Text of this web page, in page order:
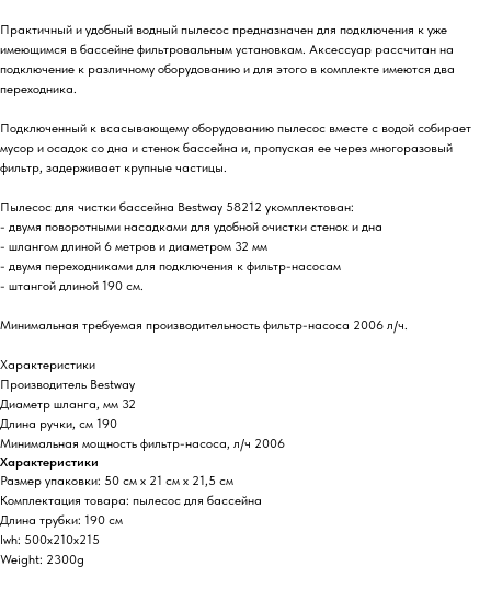
Практичный и удобный водный пылесос предназначен для подключения к уже
имеющимся в бассейне фильтровальным установкам. Аксессуар рассчитан на
подключение к различному оборудованию и для этого в комплекте имеются два
переходника.
Подключенный к всасывающему оборудованию пылесос вместе с водой собирает
мусор и осадок со дна и стенок бассейна и, пропуская ее через многоразовый
фильтр, задерживает крупные частицы.
Пылесос для чистки бассейна Bestway 58212 укомплектован:
- двумя поворотными насадками для удобной очистки стенок и дна
- шлангом длиной 6 метров и диаметром 32 мм
- двумя переходниками для подключения к фильтр-насосам
- штангой длиной 190 см.
Минимальная требуемая производительность фильтр-насоса 2006 л/ч.
Характеристики
Производитель Bestway
Диаметр шланга, мм 32
Длина ручки, см 190
Минимальная мощность фильтр-насоса, л/ч 2006
Характеристики
Размер упаковки: 50 см х 21 см х 21,5 см
Комплектация товара: пылесос для бассейна
Длина трубки: 190 см
lwh: 500x210x215
Weight: 2300g